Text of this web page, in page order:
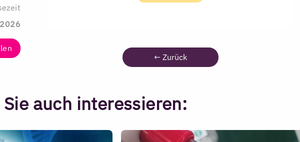
← Zurück
auch interessieren: